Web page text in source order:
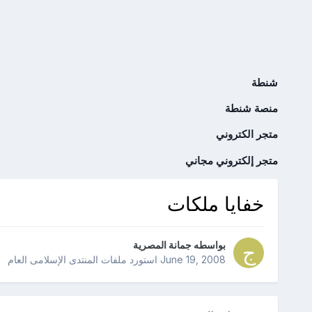
شنطة
منصة شنطة
متجر الكتروني
متجر إلكتروني مجاني
خفايا ملكات
بواسطه جمانة المصرية
June 19, 2008استورد ملفات المنتدى الإسلامى العام